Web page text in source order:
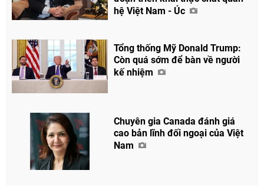
hệ Việt Nam - Úc
Tổng thống Mỹ Donald Trump:
Còn quá sớm để bàn về người
kế nhiệm
Chuyên gia Canada đánh giá
cao bản lĩnh đối ngoại của Việt
Nam